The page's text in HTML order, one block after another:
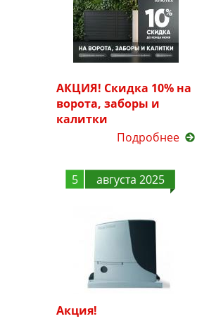
АКЦИЯ! Скидка 10% на
ворота, заборы и
калитки
Подробнее
5 августа 2025
Акция!